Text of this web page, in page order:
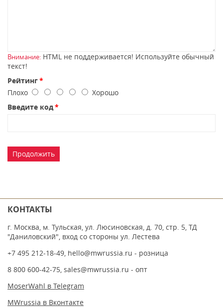
Внимание: HTML не поддерживается! Используйте обычный
текст!
Рейтинг
Плохо
Хорошо
Введите код
Продолжить
КОНТАКТЫ
г. Москва, м. Тульская, ул. Люсиновская, д. 70, стр. 5, ТД
"Даниловский", вход со стороны ул. Лестева
+7 495 212-18-49, hello@mwrussia.ru - розница
8 800 600-42-75, sales@mwrussia.ru - опт
MoserWahl в Telegram
MWrussia в Вконтакте